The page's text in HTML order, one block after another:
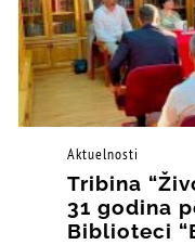
Aktuelnosti
Tribina
31 godina
Biblioteci